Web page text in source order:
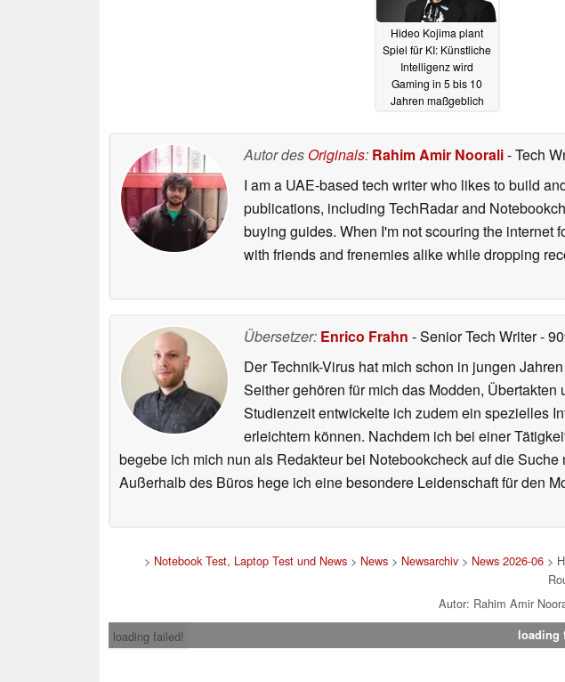
Hideo Kojima plant
Spiel für KI: Künstliche
Intelligenz wird
Gaming in 5 bis 10
Jahren maßgeblich
Autor des Originals: Rahim Amir Noorali- Tech
I am a UAE-based tech writer who likes to build
publications, including TechRadar and
buying guides. When I'm not scouring the internet
with friends and frenemies alike while dropping
Übersetzer: Enrico Frahn - Senior Tech Writer-
Der Technik-Virus hat mich schon in jungen
Seither gehören für mich das Modden,
Studienzeit entwickelte ich zudem ein spezielles
erleichtern können. Nachdem ich bei einer
begebe ich mich nun als Redakteur bei Notebookcheck auf die
Außerhalb des Büros hege ich eine besondere Leidenschaft für den
> Notebook Test, Laptop Test und News> News> Newsarchiv> News 2026-06>
Autor: Rahim Amir
loading failed!
loading